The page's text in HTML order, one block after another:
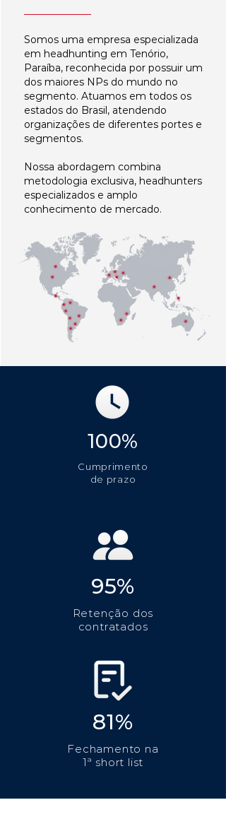
Somos uma empresa especializada
em headhunting em Tenório,
Paraíba, reconhecida por possuir um
dos maiores NPs do mundo no
segmento. Atuamos em todos os
estados do Brasil, atendendo
organizações de diferentes portes e
segmentos.
Nossa abordagem combina
metodologia exclusiva, headhunters
especializados e amplo
conhecimento de mercado.
100%
Cumprimento
de prazo
95%
Retenção dos
contratados
81%
Fechamento na
1ª short list